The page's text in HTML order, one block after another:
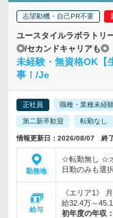
志望動機・自己PR不要
ユースタイルラボラトリ
◎/セカンドキャリアも◎
未経験・無資格OK【
事！/Je
正社員 職種・業種未経
第二新卒歓迎 転勤なし
情報更新日：2026/08/07 終
勤務地
☆転勤無し ☆
日勤のみも選
給与
《エリア1》
給32.4万～
初年度の年収：